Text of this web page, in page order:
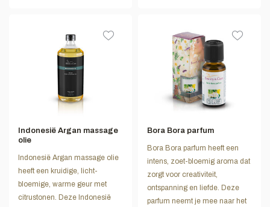
Indonesië Argan massage
olie
Indonesië Argan massage olie
heeft een kruidige, licht-
bloemige, warme geur met
citrustonen. Deze Indonesië
Bora Bora parfum
Bora Bora parfum heeft een
intens, zoet-bloemig aroma dat
zorgt voor creativiteit,
ontspanning en liefde. Deze
parfum neemt je mee naar het